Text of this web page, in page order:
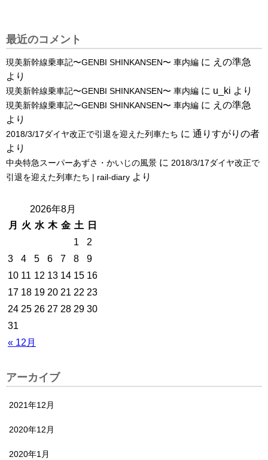
最近のコメント
現美新幹線乗車記〜GENBI SHINKANSEN〜 車内編 に えの準急
より
現美新幹線乗車記〜GENBI SHINKANSEN〜 車内編 に u_ki より
現美新幹線乗車記〜GENBI SHINKANSEN〜 車内編 に えの準急
より
2018/3/17ダイヤ改正で引退を迎えた列車たち に 通りすがりの者
より
中央特急スーパーあずさ・かいじの風景 に 2018/3/17ダイヤ改正で
引退を迎えた列車たち | rail-diary より
2026年8月
月
火 水 木 金 土 日
« 12月
1
2
3
4 5 6 7 8
9
10 11 12 13 14 15 16
17 18 19 20 21 22 23
24 25 26 27 28 29 30
31
アーカイブ
2021年12月
2020年12月
2020年1月